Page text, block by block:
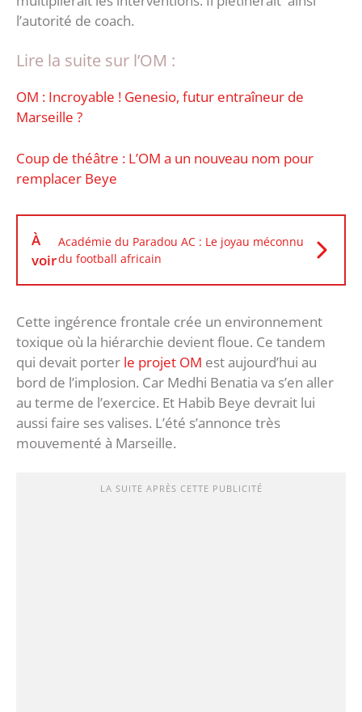
l’autorité de coach.
Lire la suite sur l’OM :
‎OM : Incroyable ! Genesio, futur entraîneur de
Marseille ?
Coup de théâtre : L’OM a un nouveau nom pour
remplacer Beye
À
voir
Académie du Paradou AC : Le joyau méconnu
du football africain
Cette ingérence frontale crée un environnement
toxique où la hiérarchie devient floue. Ce tandem
qui devait porter le projet OM est aujourd’hui au
bord de l’implosion. Car Medhi Benatia va s’en aller
au terme de l’exercice. Et Habib Beye devrait lui
aussi faire ses valises. L’été s’annonce très
mouvementé à Marseille.
LA SUITE APRÈS CETTE PUBLICITÉ